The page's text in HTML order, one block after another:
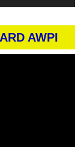
AWPI